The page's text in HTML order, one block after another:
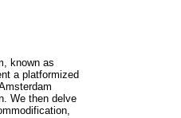
known as
a platformized
We then delve